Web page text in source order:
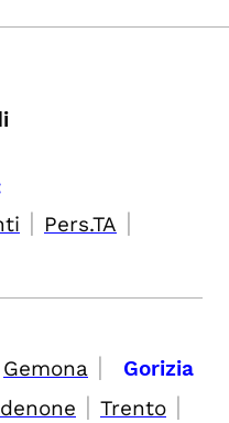
| Pers.TA |
Gemona | Gorizia
| Trento |